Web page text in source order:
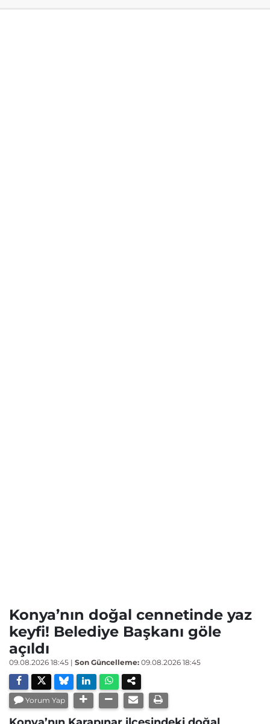
Konya’nın doğal cennetinde yaz
keyfi! Belediye Başkanı göle
açıldı
09.08.2026 18:45 | Son Güncelleme: 09.08.2026 18:45
Yorum Yap